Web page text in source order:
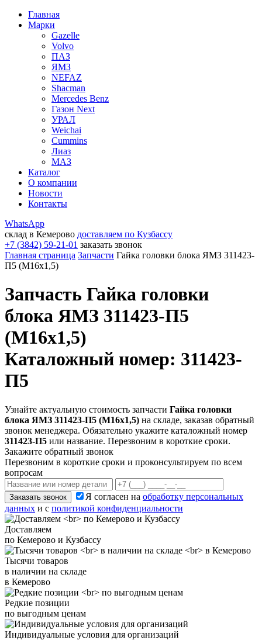
Главная
Марки
Gazelle
Volvo
ПАЗ
ЯМЗ
NEFAZ
Shacman
Mercedes Benz
Газон Next
УРАЛ
Weichai
Cummins
Лиаз
МАЗ
Каталог
О компании
Новости
Контакты
WhatsApp
склад в Кемерово доставляем по Кузбассу
+7 (3842) 59-21-01 заказать звонок
Главная страница Запчасти Гайка головки блока ЯМЗ 311423-
П5 (М16х1,5)
Запчасть Гайка головки
блока ЯМЗ 311423-П5
(М16х1,5)
Каталожный номер: 311423-
П5
Узнайте актуальную стоимость запчасти Гайка головки
блока ЯМЗ 311423-П5 (М16х1,5) на складе, заказав обратный
звонок менеджера. Обязательно укажите каталожный номер
311423-П5 или название. Перезвоним в короткие сроки.
Закажите обратный звонок
Перезвоним в короткие сроки и проконсультируем по всем
вопросам
Заказать звонок Я согласен на обработку персональных
данных и с политикой конфиденциальности
Доставляем
по Кемерово и Кузбассу
Тысячи товаров
в наличии на складе
в Кемерово
Редкие позиции
по выгодным ценам
Индивидуальные условия для организаций